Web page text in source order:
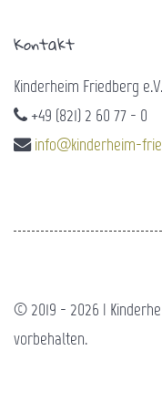
Kontakt
Kinderheim Friedberg e.V.
+49 (821) 2 60 77 - 0
info@kinderheim-
© 2019 - 2026 |
vorbehalten.